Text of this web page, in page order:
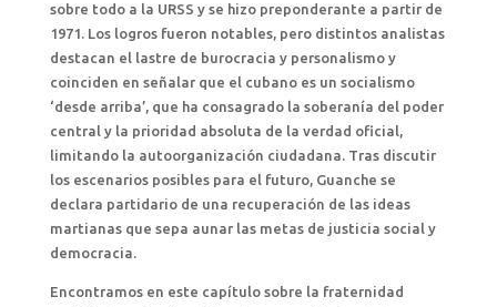
sobre todo a la URSS y se hizo preponderante a partir de
1971. Los logros fueron notables, pero distintos analistas
destacan el lastre de burocracia y personalismo y
coinciden en señalar que el cubano es un socialismo
‘desde arriba’, que ha consagrado la soberanía del poder
central y la prioridad absoluta de la verdad oficial,
limitando la autoorganización ciudadana. Tras discutir
los escenarios posibles para el futuro, Guanche se
declara partidario de una recuperación de las ideas
martianas que sepa aunar las metas de justicia social y
democracia.
Encontramos en este capítulo sobre la fraternidad